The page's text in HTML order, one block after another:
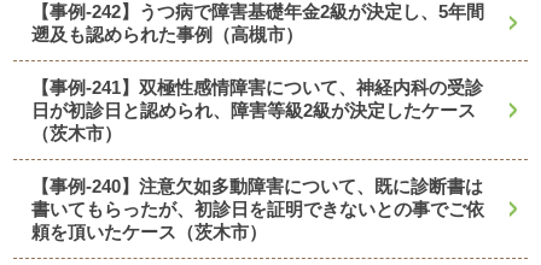
【事例-242】うつ病で障害基礎年金2級が決定し、5年間
遡及も認められた事例（高槻市）
【事例-241】双極性感情障害について、神経内科の受診
日が初診日と認められ、障害等級2級が決定したケース
（茨木市）
【事例-240】注意欠如多動障害について、既に診断書は
書いてもらったが、初診日を証明できないとの事でご依
頼を頂いたケース（茨木市）